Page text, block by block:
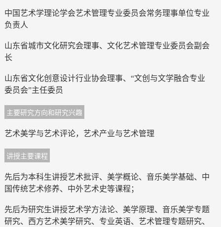
中国艺术学理论学会艺术管理专业委员会常务理事单位专业
负责人
山东省城市文化研究会理事、文化艺术管理专业委员会副会
长
山东省文化创意设计行业协会理事、“文创与文学融合专业
委员会”主任委员
主要研究方向和研究兴趣
艺术美学与艺术评论，艺术产业与艺术管理
讲授主要课程
先后为本科生讲授艺术批评、美学概论、音乐美学基础、中
国传统艺术修养、中外艺术史等课程；
先后为研究生讲授艺术学方法论、美学原理、音乐美学专题
研究、西方艺术美学研究、专业英语、艺术管理专题研究、